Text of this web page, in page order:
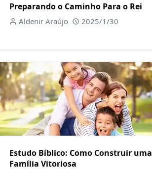
Preparando o Caminho Para o Rei
Aldenir Araújo 2025/1/30
Estudo Bíblico: Como Construir uma
Família Vitoriosa